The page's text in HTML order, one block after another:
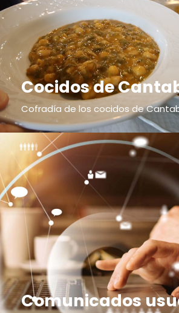
Cocidos de
Cofradía de los cocidos de
Comunicados